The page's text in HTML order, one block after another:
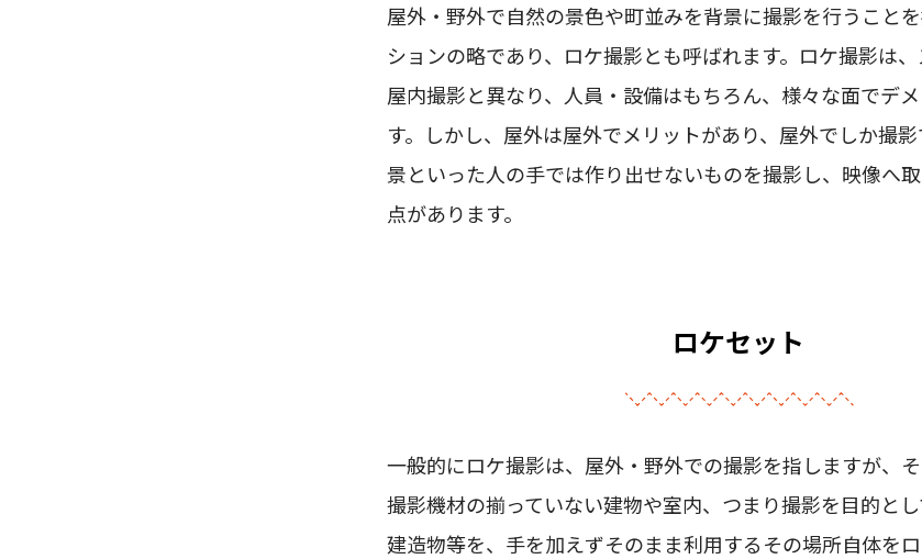
屋外・野外で自然の景色や町並みを背景に撮影を行うこと
ションの略であり、ロケ撮影とも呼ばれます。ロケ撮影は
屋内撮影と異なり、人員・設備はもちろん、様々な面でデ
す。しかし、屋外は屋外でメリットがあり、屋外でしか撮
景といった人の手では作り出せないものを撮影し、映像へ
点があります。
ロケセット
一般的にロケ撮影は、屋外・野外での撮影を指しますが、そ
撮影機材の揃っていない建物や室内、つまり撮影を目的と
建造物等を、手を加えずそのまま利用するその場所自体を